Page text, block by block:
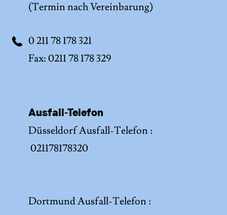
(Termin nach Vereinbarung)
0 211 78 178 321
Fax: 0211 78 178 329
Ausfall-Telefon
Düsseldorf Ausfall-Telefon :
021178178320
Dortmund Ausfall-Telefon :